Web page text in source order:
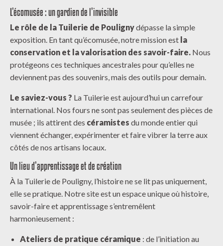
L’écomusée : un gardien de l’invisible
Le rôle de la Tuilerie de Poulignydépasse la simple
exposition. En tant qu’écomusée, notre mission est la
conservation et la valorisation des savoir-faire. Nous
protégeons ces techniques ancestrales pour qu’elles ne
deviennent pas des souvenirs, mais des outils pour demain.
Le saviez-vous ? La Tuilerie est aujourd’hui un carrefour
international. Nos fours ne sont pas seulement des pièces de
musée ; ils attirent des céramistes du monde entier qui
viennent échanger, expérimenter et faire vibrer la terre aux
côtés de nos artisans locaux.
Un lieu d’apprentissage et de création
À la Tuilerie de Pouligny, l’histoire ne se lit pas uniquement,
elle se pratique. Notre site est un espace unique où histoire,
savoir-faire et apprentissage s’entremêlent
harmonieusement :
Ateliers de pratique céramique : de l’initiation au